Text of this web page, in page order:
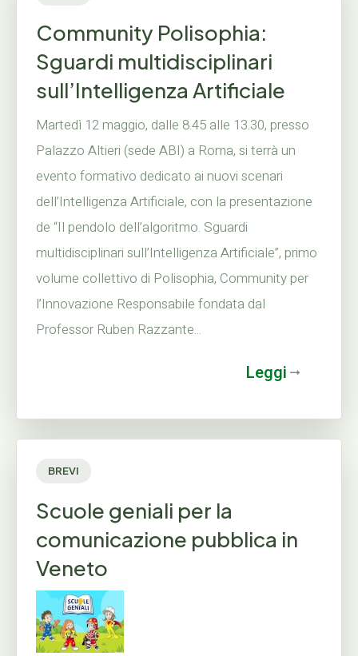
Community Polisophia:
Sguardi multidisciplinari
sull’Intelligenza Artificiale
Martedì 12 maggio, dalle 8.45 alle 13.30, presso
Palazzo Altieri (sede ABI) a Roma, si terrà un
evento formativo dedicato ai nuovi scenari
dell’Intelligenza Artificiale, con la presentazione
de “Il pendolo dell’algoritmo. Sguardi
multidisciplinari sull’Intelligenza Artificiale”, primo
volume collettivo di Polisophia, Community per
l’Innovazione Responsabile fondata dal
Professor Ruben Razzante...
Leggi
BREVI
Scuole geniali per la
comunicazione pubblica in
Veneto